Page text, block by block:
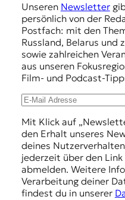
Unseren Newsletter
persönlich von der
Postfach: mit den
Russland, Belarus und
sowie zahlreichen
aus unseren
Film- und Podcast-
Mit Klick auf
den Erhalt unseres
deines
jederzeit über den
abmelden. Weitere
Verarbeitung deiner
findest du in unserer